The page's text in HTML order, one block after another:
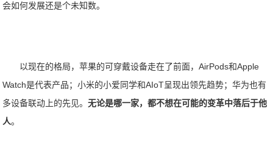
会如何发展还是个未知数。
以现在的格局，苹果的可穿戴设备走在了前面，AirPods和Apple
Watch是代表产品；小米的小爱同学和AIoT呈现出领先趋势；华为也有
多设备联动上的先见。无论是哪一家，都不想在可能的变革中落后于他
人。